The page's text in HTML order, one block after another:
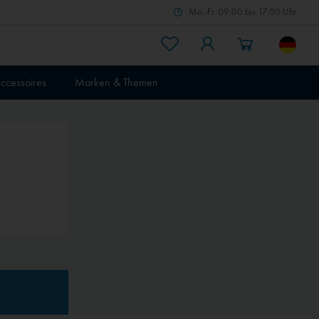
Mo.-Fr. 09:00 bis 17:00 Uhr
Marken & Themen